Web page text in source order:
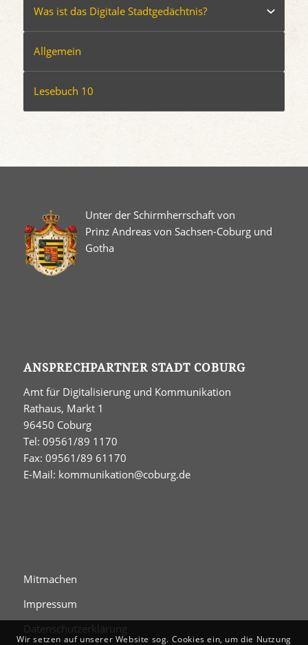
Was ist das Digitale Stadtgedächtnis?
Allgemein
Lesebuch 10
Unter der Schirmherrschaft von
Prinz Andreas von Sachsen-Coburg und
Gotha
ANSPRECHPARTNER STADT COBURG
Amt für Digitalisierung und Kommunikation
Rathaus, Markt 1
96450 Coburg
Tel: 09561/89 1170
Fax: 09561/89 61170
E-Mail: kommunikation@coburg.de
Mitmachen
Impressum
Datenschutzerklärung
Wir setzen auf unserer Website sog. Cookies ein, um die Nutzung